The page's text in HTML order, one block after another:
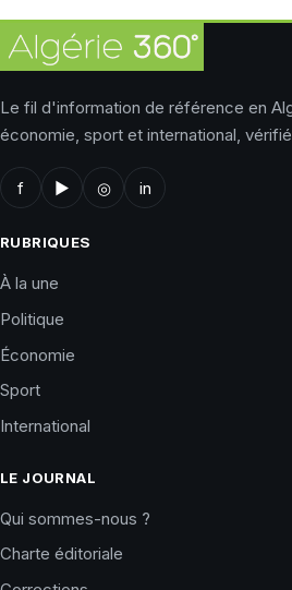
Le fil d'information de référence en
économie, sport et international,
f ▶ ◎ in
RUBRIQUES
À la une
Politique
Économie
Sport
International
LE JOURNAL
Qui sommes-nous ?
Charte éditoriale